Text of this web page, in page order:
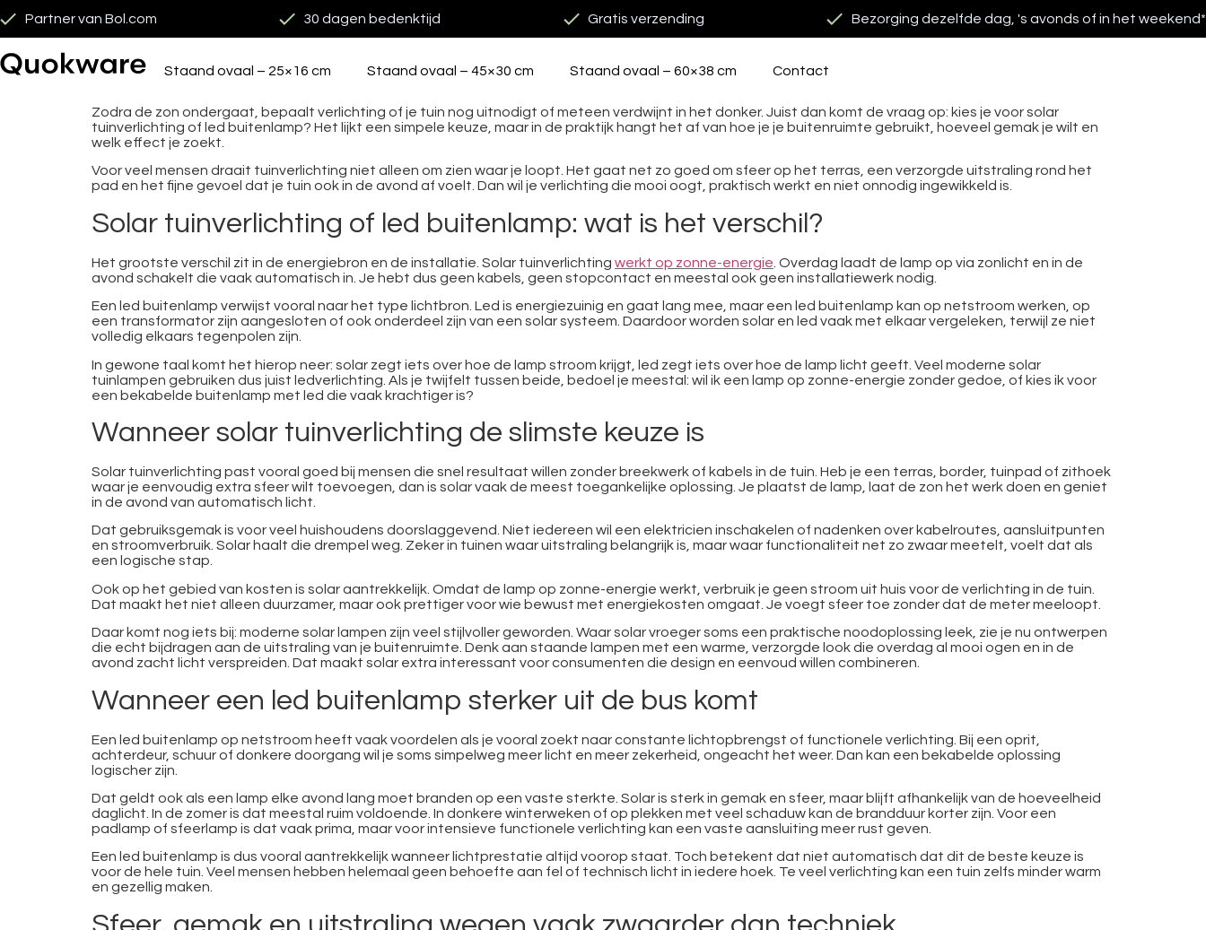
Partner van Bol.com 30 dagen bedenktijd Gratis verzending Bezorging dezelfde dag, 's avonds of in het weekend*
Staand ovaal – 25×16 cm Staand ovaal – 45×30 cm Staand ovaal – 60×38 cm Contact
Zodra de zon ondergaat, bepaalt verlichting of je tuin nog uitnodigt of meteen verdwijnt in het donker. Juist dan komt de vraag op: kies je voor solar
tuinverlichting of led buitenlamp? Het lijkt een simpele keuze, maar in de praktijk hangt het af van hoe je je buitenruimte gebruikt, hoeveel gemak je wilt en
welk effect je zoekt.
Voor veel mensen draait tuinverlichting niet alleen om zien waar je loopt. Het gaat net zo goed om sfeer op het terras, een verzorgde uitstraling rond het
pad en het fijne gevoel dat je tuin ook in de avond af voelt. Dan wil je verlichting die mooi oogt, praktisch werkt en niet onnodig ingewikkeld is.
Solar tuinverlichting of led buitenlamp: wat is het verschil?
Het grootste verschil zit in de energiebron en de installatie. Solar tuinverlichting werkt op zonne-energie . Overdag laadt de lamp op via zonlicht en in de
avond schakelt die vaak automatisch in. Je hebt dus geen kabels, geen stopcontact en meestal ook geen installatiewerk nodig.
Een led buitenlamp verwijst vooral naar het type lichtbron. Led is energiezuinig en gaat lang mee, maar een led buitenlamp kan op netstroom werken, op
een transformator zijn aangesloten of ook onderdeel zijn van een solar systeem. Daardoor worden solar en led vaak met elkaar vergeleken, terwijl ze niet
volledig elkaars tegenpolen zijn.
In gewone taal komt het hierop neer: solar zegt iets over hoe de lamp stroom krijgt, led zegt iets over hoe de lamp licht geeft. Veel moderne solar
tuinlampen gebruiken dus juist ledverlichting. Als je twijfelt tussen beide, bedoel je meestal: wil ik een lamp op zonne-energie zonder gedoe, of kies ik voor
een bekabelde buitenlamp met led die vaak krachtiger is?
Wanneer solar tuinverlichting de slimste keuze is
Solar tuinverlichting past vooral goed bij mensen die snel resultaat willen zonder breekwerk of kabels in de tuin. Heb je een terras, border, tuinpad of zithoek
waar je eenvoudig extra sfeer wilt toevoegen, dan is solar vaak de meest toegankelijke oplossing. Je plaatst de lamp, laat de zon het werk doen en geniet
in de avond van automatisch licht.
Dat gebruiksgemak is voor veel huishoudens doorslaggevend. Niet iedereen wil een elektricien inschakelen of nadenken over kabelroutes, aansluitpunten
en stroomverbruik. Solar haalt die drempel weg. Zeker in tuinen waar uitstraling belangrijk is, maar waar functionaliteit net zo zwaar meetelt, voelt dat als
een logische stap.
Ook op het gebied van kosten is solar aantrekkelijk. Omdat de lamp op zonne-energie werkt, verbruik je geen stroom uit huis voor de verlichting in de tuin.
Dat maakt het niet alleen duurzamer, maar ook prettiger voor wie bewust met energiekosten omgaat. Je voegt sfeer toe zonder dat de meter meeloopt.
Daar komt nog iets bij: moderne solar lampen zijn veel stijlvoller geworden. Waar solar vroeger soms een praktische noodoplossing leek, zie je nu ontwerpen
die echt bijdragen aan de uitstraling van je buitenruimte. Denk aan staande lampen met een warme, verzorgde look die overdag al mooi ogen en in de
avond zacht licht verspreiden. Dat maakt solar extra interessant voor consumenten die design en eenvoud willen combineren.
Wanneer een led buitenlamp sterker uit de bus komt
Een led buitenlamp op netstroom heeft vaak voordelen als je vooral zoekt naar constante lichtopbrengst of functionele verlichting. Bij een oprit,
achterdeur, schuur of donkere doorgang wil je soms simpelweg meer licht en meer zekerheid, ongeacht het weer. Dan kan een bekabelde oplossing
logischer zijn.
Dat geldt ook als een lamp elke avond lang moet branden op een vaste sterkte. Solar is sterk in gemak en sfeer, maar blijft afhankelijk van de hoeveelheid
daglicht. In de zomer is dat meestal ruim voldoende. In donkere winterweken of op plekken met veel schaduw kan de brandduur korter zijn. Voor een
padlamp of sfeerlamp is dat vaak prima, maar voor intensieve functionele verlichting kan een vaste aansluiting meer rust geven.
Een led buitenlamp is dus vooral aantrekkelijk wanneer lichtprestatie altijd voorop staat. Toch betekent dat niet automatisch dat dit de beste keuze is
voor de hele tuin. Veel mensen hebben helemaal geen behoefte aan fel of technisch licht in iedere hoek. Te veel verlichting kan een tuin zelfs minder warm
en gezellig maken.